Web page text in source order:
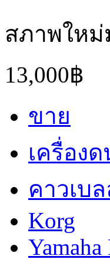
สภาพใหม่
13,000฿
ขาย
เครื่อง
คาวเบ
Korg
Yamaha